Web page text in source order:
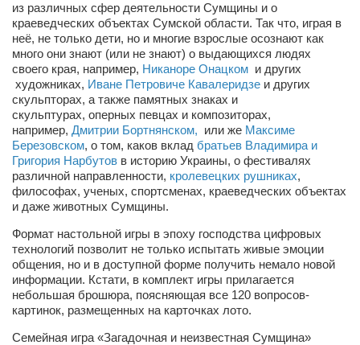
Врач психиатр–нарколог Анплеев А.Б.
Косметологическое отделение КП Сумская
городская клиническая больница №4
Оптика — Медтехника
Кафе, клубы, рестораны
«Винегрет» — демократичный ресторан
«ЧАЙ — КАВА» магазин — кафе
Магазины
«CYCLE GARAGE» — магазин велосипедов
«Книголюб» — супермаркет
Багетный двор
МАГАЗИН СТИХОВ НА ЗАКАЗ
из различных сфер деятельности Сумщины и о
краеведческих объектах Сумской области. Так что, играя в
неё, не только дети, но и многие взрослые осознают как
много они знают (или не знают) о выдающихся людях
своего края, например, Никаноре Онацком и других
художниках, Иване Петровиче Кавалеридзе и других
скульпторах, а также памятных знаках и
скульптурах, оперных певцах и композиторах,
например, Дмитрии Бортнянском, или же Максиме
Березовском, о том, каков вклад братьев Владимира и
Григория Нарбутов в историю Украины, о фестивалях
различной направленности, кролевецких рушниках,
философах, ученых, спортсменах, краеведческих объектах
и даже животных Сумщины.
Формат настольной игры в эпоху господства цифровых
технологий позволит не только испытать живые эмоции
общения, но и в доступной форме получить немало новой
информации. Кстати, в комплект игры прилагается
небольшая брошюра, поясняющая все 120 вопросов-
картинок, размещенных на карточках лото.
Семейная игра «Загадочная и неизвестная Сумщина»